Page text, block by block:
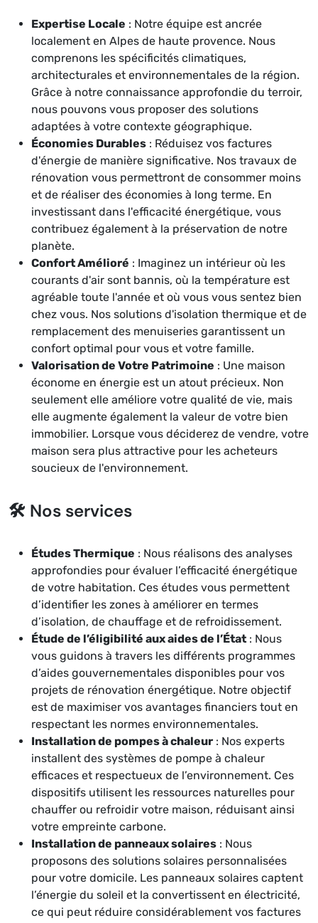
Expertise Locale : Notre équipe est ancrée
localement en Alpes de haute provence. Nous
comprenons les spécificités climatiques,
architecturales et environnementales de la région.
Grâce à notre connaissance approfondie du terroir,
nous pouvons vous proposer des solutions
adaptées à votre contexte géographique.
Économies Durables : Réduisez vos factures
d'énergie de manière significative. Nos travaux de
rénovation vous permettront de consommer moins
et de réaliser des économies à long terme. En
investissant dans l'efficacité énergétique, vous
contribuez également à la préservation de notre
planète.
Confort Amélioré : Imaginez un intérieur où les
courants d'air sont bannis, où la température est
agréable toute l'année et où vous vous sentez bien
chez vous. Nos solutions d'isolation thermique et de
remplacement des menuiseries garantissent un
confort optimal pour vous et votre famille.
Valorisation de Votre Patrimoine : Une maison
économe en énergie est un atout précieux. Non
seulement elle améliore votre qualité de vie, mais
elle augmente également la valeur de votre bien
immobilier. Lorsque vous déciderez de vendre, votre
maison sera plus attractive pour les acheteurs
soucieux de l'environnement.
🛠️ Nos services
Études Thermique : Nous réalisons des analyses
approfondies pour évaluer l’efficacité énergétique
de votre habitation. Ces études vous permettent
d’identifier les zones à améliorer en termes
d’isolation, de chauffage et de refroidissement.
Étude de l’éligibilité aux aides de l’État : Nous
vous guidons à travers les différents programmes
d’aides gouvernementales disponibles pour vos
projets de rénovation énergétique. Notre objectif
est de maximiser vos avantages financiers tout en
respectant les normes environnementales.
Installation de pompes à chaleur : Nos experts
installent des systèmes de pompe à chaleur
efficaces et respectueux de l’environnement. Ces
dispositifs utilisent les ressources naturelles pour
chauffer ou refroidir votre maison, réduisant ainsi
votre empreinte carbone.
Installation de panneaux solaires : Nous
proposons des solutions solaires personnalisées
pour votre domicile. Les panneaux solaires captent
l’énergie du soleil et la convertissent en électricité,
ce qui peut réduire considérablement vos factures